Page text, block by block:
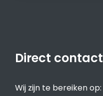
Direct contact
Wij zijn te bereiken op: